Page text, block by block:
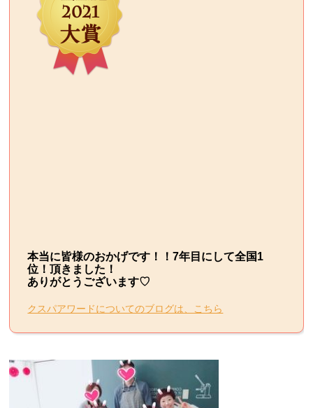
本当に皆様のおかげです！！7年目にして全国1
位！頂きました！
ありがとうございます♡
クスパアワードについてのブログは、こちら